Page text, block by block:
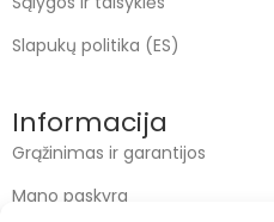
Slapukų politika (ES)
Informacija
Grąžinimas ir garantijos
Mano paskyra